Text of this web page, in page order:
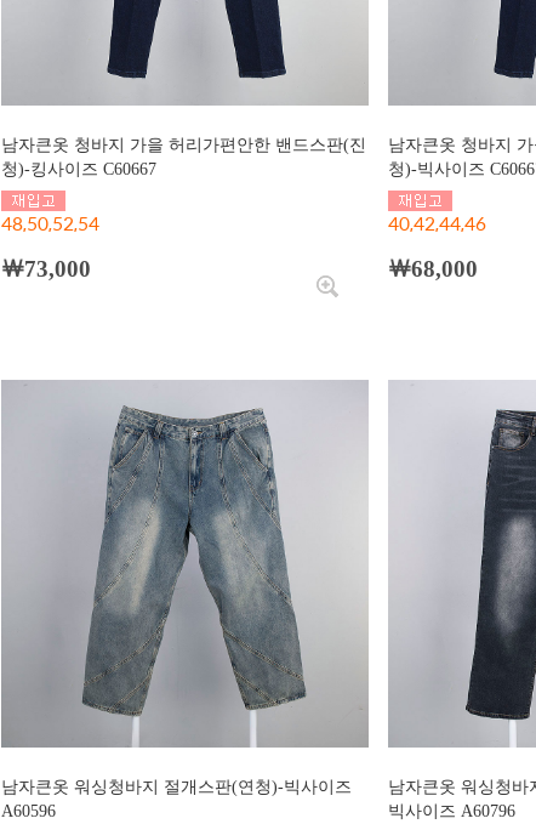
남자큰옷 청바지 가을 허리가편안한 밴드스판(진
청)-킹사이즈 C60667
48,50,52,54
￦73,000
남자큰옷 청바지
청)-빅사이즈
40,42,44,46
￦68,000
남자큰옷 워싱청바지 절개스판(연청)-빅사이즈
A60596
남자큰옷 워싱청바
빅사이즈 A60796